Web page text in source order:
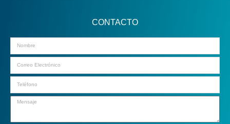
CONTACTO
Email